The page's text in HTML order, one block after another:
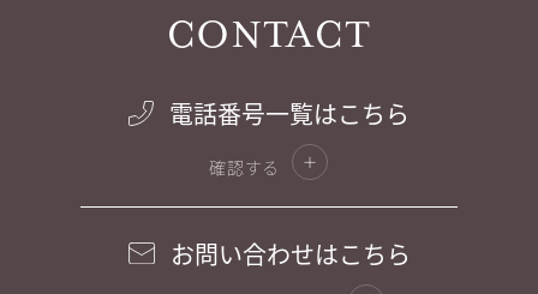
CONTACT
電話番号一覧はこちら
確認する
お問い合わせはこちら